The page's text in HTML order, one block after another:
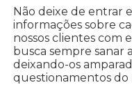
Não deixe de entrar
informações sobre
nossos clientes com
busca sempre sanar
deixando-os
questionamentos do